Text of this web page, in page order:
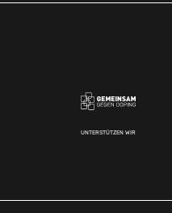
UNTERSTÜTZEN WIR